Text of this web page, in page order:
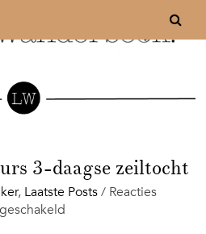
3-daagse zeiltocht
, Laatste Posts/ Reacties
voor